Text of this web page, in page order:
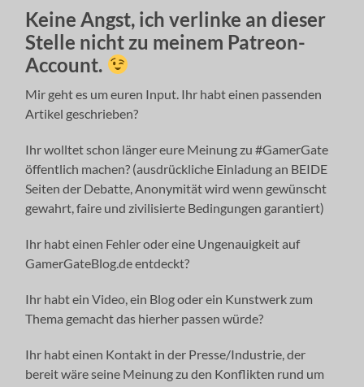
Keine Angst, ich verlinke an dieser
Stelle nicht zu meinem Patreon-
Account.
Mir geht es um euren Input. Ihr habt einen passenden
Artikel geschrieben?
Ihr wolltet schon länger eure Meinung zu #GamerGate
öffentlich machen? (ausdrückliche Einladung an BEIDE
Seiten der Debatte, Anonymität wird wenn gewünscht
gewahrt, faire und zivilisierte Bedingungen garantiert)
Ihr habt einen Fehler oder eine Ungenauigkeit auf
GamerGateBlog.de entdeckt?
Ihr habt ein Video, ein Blog oder ein Kunstwerk zum
Thema gemacht das hierher passen würde?
Ihr habt einen Kontakt in der Presse/Industrie, der
bereit wäre seine Meinung zu den Konflikten rund um